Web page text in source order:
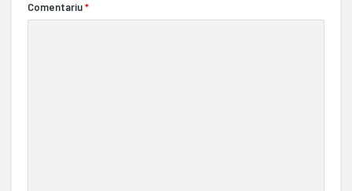
Comentariu*